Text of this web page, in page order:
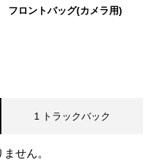
フロントバッグ(カメラ用)
1 トラックバック
せん。